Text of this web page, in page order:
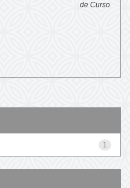
de Curso
1